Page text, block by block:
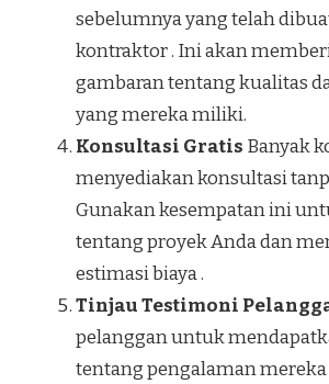
sebelumnya yang telah
kontraktor . Ini akan
gambaran tentang kualitas
yang mereka miliki.
Konsultasi Gratis Banyak
menyediakan konsultasi
Gunakan kesempatan ini
tentang proyek Anda dan
estimasi biaya .
Tinjau Testimoni
pelanggan untuk
tentang pengalaman